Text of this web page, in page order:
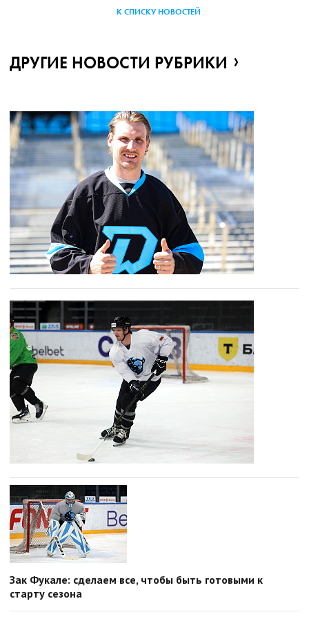
К СПИСКУ НОВОСТЕЙ
ДРУГИЕ НОВОСТИ РУБРИКИ
Зак Фукале: сделаем все, чтобы быть готовыми к
старту сезона